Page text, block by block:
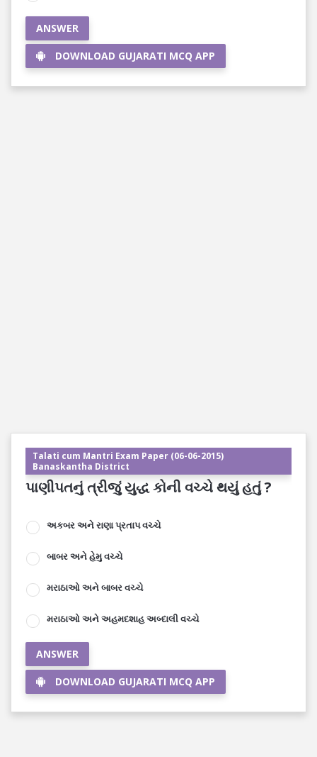
ANSWER
DOWNLOAD GUJARATI MCQ APP
Talati cum Mantri Exam Paper (06-06-2015)
Banaskantha District
પાણીપતનું ત્રીજું યુદ્ધ કોની વચ્ચે થયું હતું ?
અકબર અને રાણા પ્રતાપ વચ્ચે
બાબર અને હેમુ વચ્ચે
મરાઠાઓ અને બાબર વચ્ચે
મરાઠાઓ અને અહમદશાહ અબ્દાલી વચ્ચે
ANSWER
DOWNLOAD GUJARATI MCQ APP